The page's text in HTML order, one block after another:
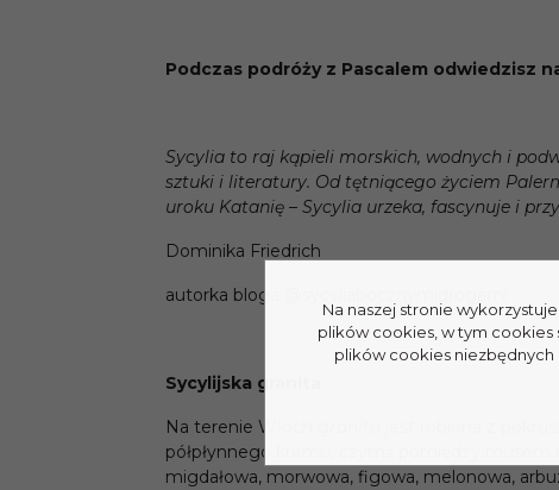
Podczas podróży z Pascalem odwiedzisz
Sycylia to raj kąpieli morskich, wodnych i
sztuki i literatury. Od tętniącego życiem
uroku Katanię – Sycylia urzeka, fascynuje i
Dominika Friedrich
autorka bloga @sycyliabocznymidrogami
Sycylijska granita
Na terenie Włoch
jest robiona z
półpłynnego kremu, czymś pomiędzy musem
migdałowa, morwowa, figowa, melonowa,
Na naszej stronie
plików cookies, w tym cookies
plików cookies niezbędnych